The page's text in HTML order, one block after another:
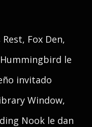
Fox Den,
le
invitado
Window,
Nook le dan